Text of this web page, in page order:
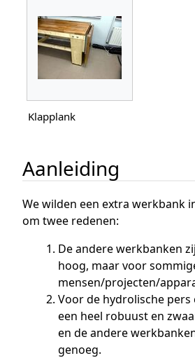
Klapplank
Aanleiding
We wilden een extra werkbank
om twee redenen:
De andere werkbanken
hoog, maar voor
mensen/projecten/
Voor de hydrolische pers
een heel robuust en
en de andere
genoeg.